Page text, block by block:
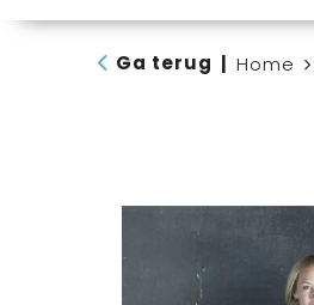
Ga terug Home